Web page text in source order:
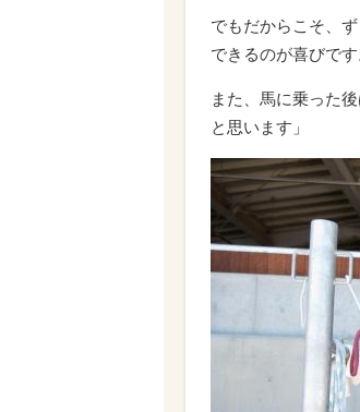
でもだからこそ、
できるのが喜びです
また、馬に乗った
と思います」